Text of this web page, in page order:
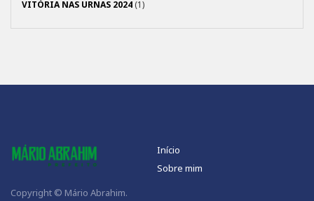
VITÓRIA NAS URNAS 2024 (1)
Copyright © Mário Abrahim.
Início
Sobre mim